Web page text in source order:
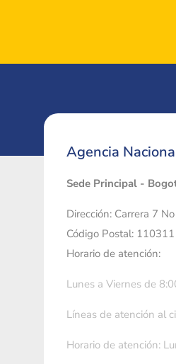
Agencia
Sede Principal -
Dirección: Carrera 7
Código Postal: 110311
Horario de atención:
Lunes a Viernes de
Líneas de atención al
Horario de atención: